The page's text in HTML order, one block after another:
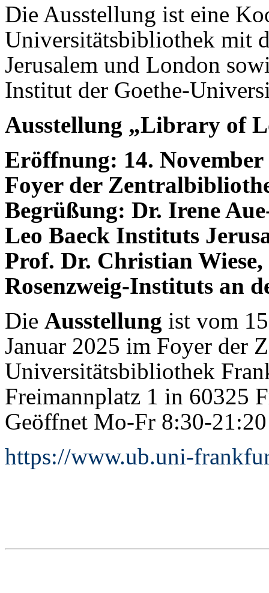
Die Ausstellung ist eine
Universitätsbibliothek mit
Jerusalem und London
Institut der Goethe-
Ausstellung „Library of
Eröffnung: 14. November
Foyer der
Begrüßung: Dr. Irene
Leo Baeck Instituts
Prof. Dr. Christian
Rosenzweig-Instituts an
Die Ausstellung ist vom
Januar 2025 im Foyer der
Universitätsbibliothek
Freimannplatz 1 in 60325
Geöffnet Mo-Fr 8:30-
https://www.ub.uni-